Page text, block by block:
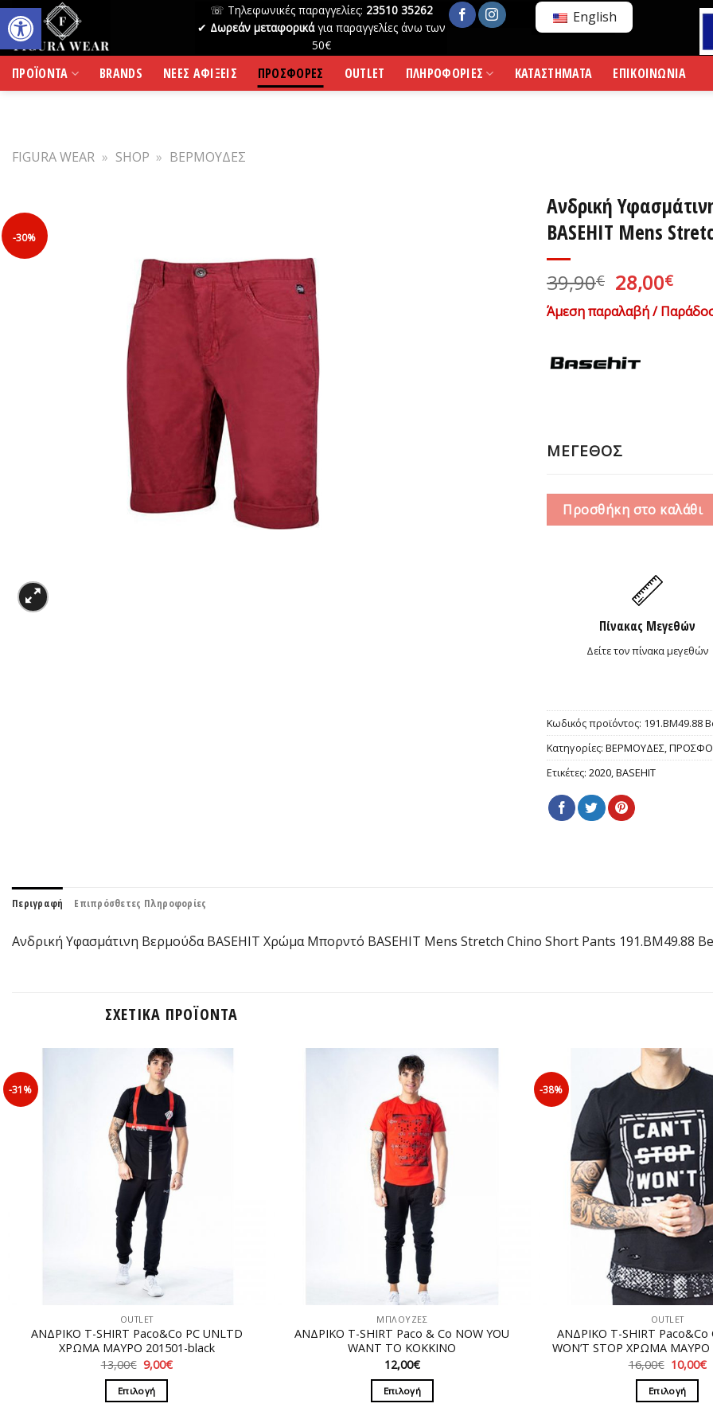
Skip
to
content
☏ Τηλεφωνικές παραγγελίες: 23510 35262
✔ Δωρεάν μεταφορικάγια παραγγελίες άνω των
50€
English
ΠΡΟΪΟΝΤΑ BRANDS ΝΕΕΣ ΑΦΙΞΕΙΣ ΠΡΟΣΦΟΡΕΣ OUTLET ΠΛΗΡΟΦΟΡΙΕΣ ΚΑΤΑΣΤΗΜΑΤΑ ΕΠΙΚΟΙΝΩΝΙΑ
FIGURA WEAR » SHOP » ΒΕΡΜΟΥΔΕΣ
-30%
Ανδρική
BASEHIT Mens
39,90€ Original
price
was:
28,00€Η
τιμή
Άμεση παραλαβή /
ΜΕΓΕΘΟΣ
Προσθήκη στο καλάθι
Πίνακας Μεγεθών
Δείτε τον πίνακα μεγεθών
Κωδικός προϊόντος: 191.BM49.88
Κατηγορίες: ΒΕΡΜΟΥΔΕΣ,
Ετικέτες: 2020,BASEHIT
Περιγραφή Επιπρόσθετες Πληροφορίες
Ανδρική Υφασμάτινη Βερμούδα BASEHIT Χρώμα Μπορντό BASEHIT Mens Stretch Chino Short Pants 191.BM49.88
ΣΧΕΤΙΚΆ ΠΡΟΪΌΝΤΑ
-31%
OUTLET
ΑΝΔΡΙΚΟ T-SHIRT Paco&Co PC UNLTD
ΧΡΩΜΑ ΜΑΥΡΟ 201501-black
13,00€ Original
price
was:
13,00€.
9,00€Η
Επιλογή
ΜΠΛΟΥΖΕΣ
ΑΝΔΡΙΚΟ T-SHIRT Paco & Co NOW YOU
WANT TO ΚΟΚΚΙΝΟ
12,00€
Επιλογή
-38%
OUTLET
ΑΝΔΡΙΚΟ T-SHIRT Paco&Co
WON’T STOP ΧΡΩΜΑ ΜΑΥΡΟ
16,00€ Original
price
was:
16,00€.
10,00€Η
Επιλογή